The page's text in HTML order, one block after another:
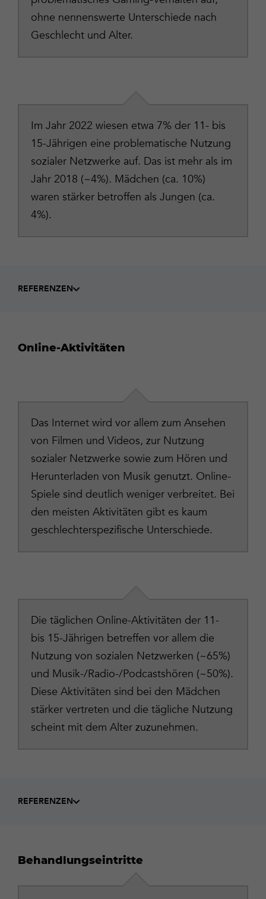
ohne nennenswerte Unterschiede nach
Geschlecht und Alter.
Im Jahr 2022 wiesen etwa 7% der 11- bis
15-Jährigen eine problematische Nutzung
sozialer Netzwerke auf. Das ist mehr als im
Jahr 2018 (~4%). Mädchen (ca. 10%)
waren stärker betroffen als Jungen (ca.
4%).
REFERENZEN
Online-Aktivitäten
Das Internet wird vor allem zum Ansehen
von Filmen und Videos, zur Nutzung
sozialer Netzwerke sowie zum Hören und
Herunterladen von Musik genutzt. Online-
Spiele sind deutlich weniger verbreitet. Bei
den meisten Aktivitäten gibt es kaum
geschlechterspezifische Unterschiede.
Die täglichen Online-Aktivitäten der 11-
bis 15-Jährigen betreffen vor allem die
Nutzung von sozialen Netzwerken (~65%)
und Musik-/Radio-/Podcastshören (~50%).
Diese Aktivitäten sind bei den Mädchen
stärker vertreten und die tägliche Nutzung
scheint mit dem Alter zuzunehmen.
REFERENZEN
Behandlungseintritte